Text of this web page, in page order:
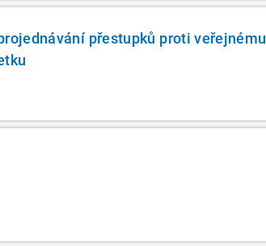
přestupků proti veřejnému